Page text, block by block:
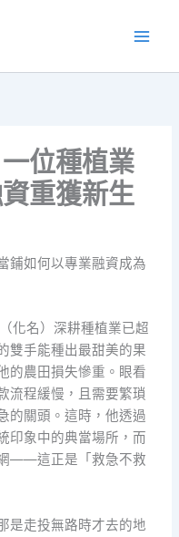
位種植業
重獲新生
鋪如何以專業融資成為
化名）深耕種植業已超
雙手能種出最甜美的果
的農田損失慘重。眼看
流程緩慢，且需要繁瑣
的關頭。這時，他透過
印象中的典當場所，而
——這正是「救急不救
是走投無路時才去的地